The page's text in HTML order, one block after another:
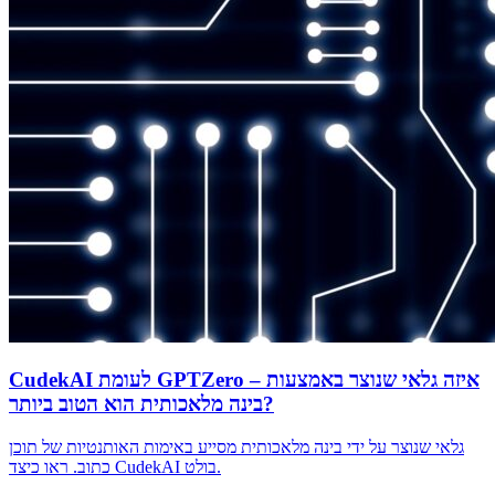
CudekAI לעומת GPTZero – איזה גלאי שנוצר באמצעות
בינה מלאכותית הוא הטוב ביותר?
גלאי שנוצר על ידי בינה מלאכותית מסייע באימות האותנטיות של תוכן
כתוב. ראו כיצד CudekAI בולט.